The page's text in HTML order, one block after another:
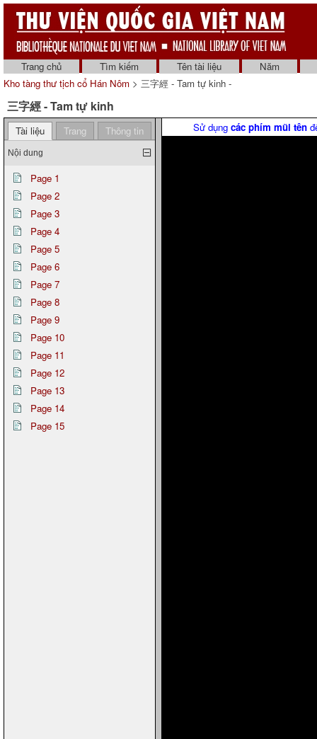
Trang chủ Tìm kiếm Tên tài liệu
Năm
Kho tàng thư tịch cổ Hán Nôm > 三字經 - Tam tự kinh -
三字經 - Tam tự kinh
Tài liệu Trang Thông tin
Nội dung
Page 1
Page 2
Page 3
Page 4
Page 5
Page 6
Page 7
Page 8
Page 9
Page 10
Page 11
Page 12
Page 13
Page 14
Page 15
Sử dụng các phím mũi tên